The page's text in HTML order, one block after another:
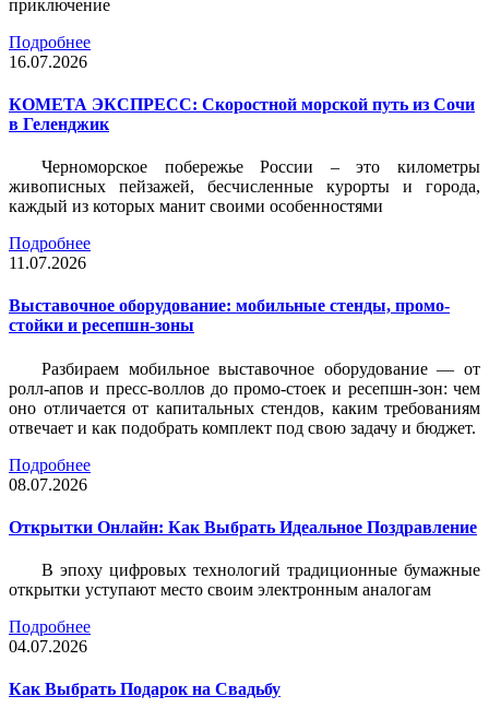
приключение
Подробнее
16.07.2026
КОМЕТА ЭКСПРЕСС: Скоростной морской путь из Сочи
в Геленджик
Черноморское побережье России – это километры
живописных пейзажей, бесчисленные курорты и города,
каждый из которых манит своими особенностями
Подробнее
11.07.2026
Выставочное оборудование: мобильные стенды, промо-
стойки и ресепшн-зоны
Разбираем мобильное выставочное оборудование — от
ролл-апов и пресс-воллов до промо-стоек и ресепшн-зон: чем
оно отличается от капитальных стендов, каким требованиям
отвечает и как подобрать комплект под свою задачу и бюджет.
Подробнее
08.07.2026
Открытки Онлайн: Как Выбрать Идеальное Поздравление
В эпоху цифровых технологий традиционные бумажные
открытки уступают место своим электронным аналогам
Подробнее
04.07.2026
Как Выбрать Подарок на Свадьбу